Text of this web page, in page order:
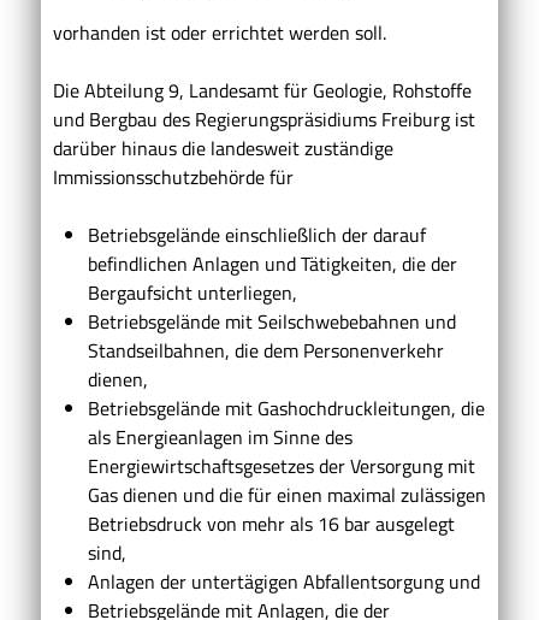
vorhanden ist oder errichtet werden soll.
Die Abteilung 9, Landesamt für Geologie, Rohstoffe
und Bergbau des Regierungspräsidiums Freiburg ist
darüber hinaus die landesweit zuständige
Immissionsschutzbehörde für
Betriebsgelände einschließlich der darauf
befindlichen Anlagen und Tätigkeiten, die der
Bergaufsicht unterliegen,
Betriebsgelände mit Seilschwebebahnen und
Standseilbahnen, die dem Personenverkehr
dienen,
Betriebsgelände mit Gashochdruckleitungen, die
als Energieanlagen im Sinne des
Energiewirtschaftsgesetzes der Versorgung mit
Gas dienen und die für einen maximal zulässigen
Betriebsdruck von mehr als 16 bar ausgelegt
sind,
Anlagen der untertägigen Abfallentsorgung und
Betriebsgelände mit Anlagen, die der